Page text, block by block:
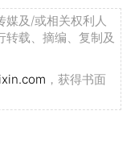
媒及/或相关权利人
转载、摘编、复制及
，获得书面